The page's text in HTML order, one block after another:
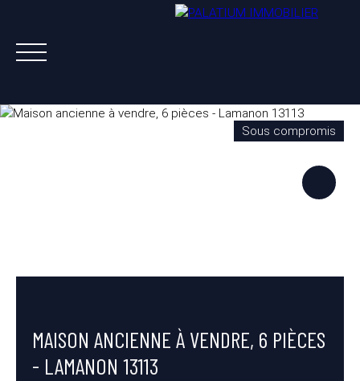
Sous compromis
MAISON ANCIENNE À VENDRE, 6 PIÈCES
- LAMANON 13113